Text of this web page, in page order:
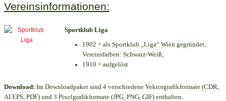
Vereinsinformationen:
Sportklub Liga
1902 = als Sportklub „Liga“ Wien gegründet;
Vereinsfarben: Schwarz-Weiß;
1910 = aufgelöst
Download: Im Downloadpaket sind 4 verschiedene Vektorgrafikformate (CDR,
AI EPS, PDF) und 3 Pixelgrafikformate (JPG, PNG, GIF) enthalten.